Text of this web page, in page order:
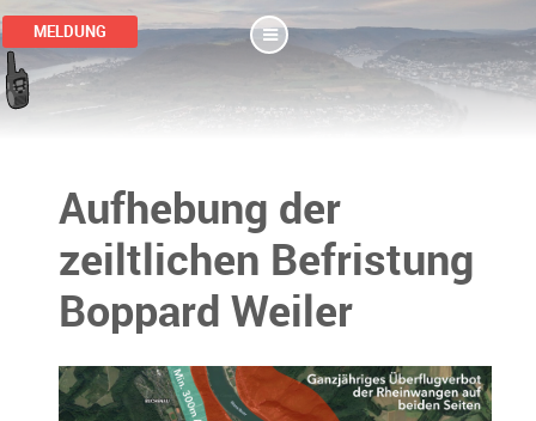
MELDUNG
Aufhebung der
zeiltlichen Befristung
Boppard Weiler